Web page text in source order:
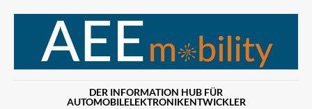
DER INFORMATION HUB FÜR
AUTOMOBILELEKTRONIKENTWICKLER